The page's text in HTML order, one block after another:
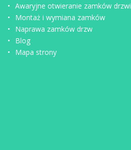
Awaryjne otwieranie zamków drzwi
Montaż i wymiana zamków
Naprawa zamków drzw
Blog
Mapa strony